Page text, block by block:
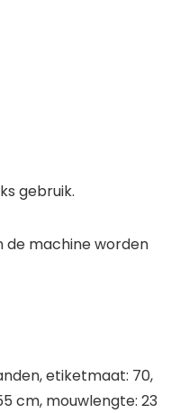
gebruik.
de machine worden
etiketmaat: 70,
cm, mouwlengte: 23